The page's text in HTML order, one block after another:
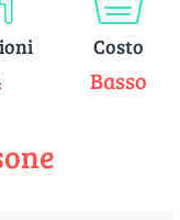
Costo
Basso